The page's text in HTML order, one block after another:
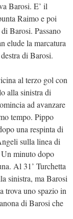
Barosi. E’ il
Raimo e poi
Barosi. Passano
elude la marcatura
di Barosi.
al terzo gol con
alla sinistra di
ad avanzare
tempo. Pippo
una respinta di
sulla linea di
Un minuto dopo
Al 31’ Turchetta
sinistra, ma Barosi
trova uno spazio in
di Barosi che